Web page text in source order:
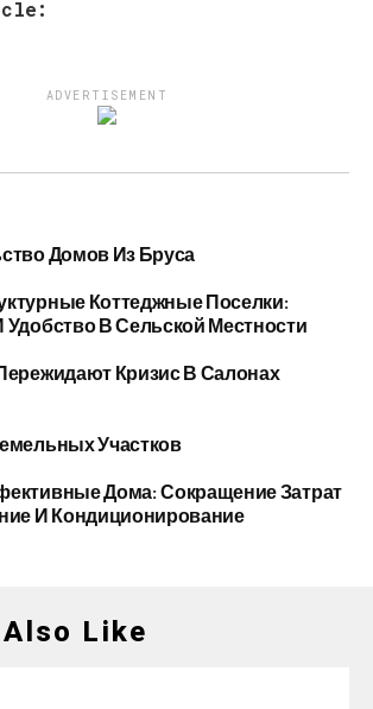
ADVERTISEMENT
Домов Из Бруса
Коттеджные Поселки:
В Сельской Местности
Кризис В Салонах
Участков
Дома: Сокращение Затрат
И Кондиционирование
Like